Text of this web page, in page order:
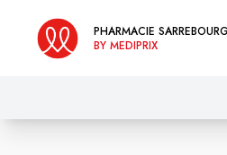
PHARMACIE
BY MEDIPRIX